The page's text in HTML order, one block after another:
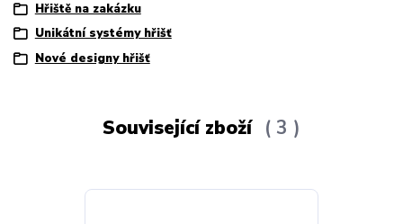
Hřiště na zakázku
Unikátní systémy hřišť
Nové designy hřišť
Související zboží 3